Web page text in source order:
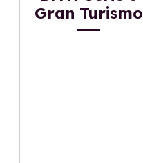
Gran Turismo